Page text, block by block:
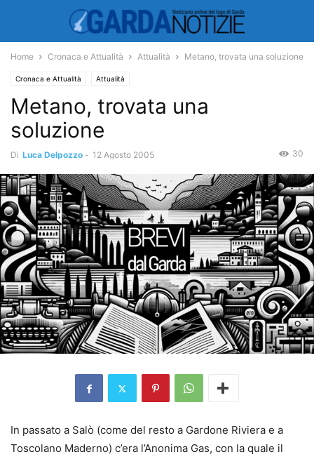
Home Cronaca e Attualità Attualità Metano, trovata una soluzione
Cronaca e Attualità Attualità
Metano, trovata una
soluzione
Di Luca Delpozzo - 12 Agosto 2005 30
In passato a Salò (come del resto a Gardone Riviera e a
Toscolano Maderno) c’era l’Anonima Gas, con la quale il